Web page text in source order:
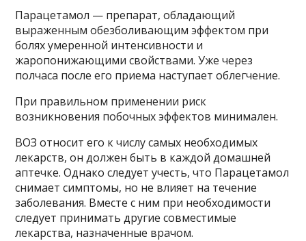
Парацетамол — препарат, обладающий
выраженным обезболивающим эффектом при
болях умеренной интенсивности и
жаропонижающими свойствами. Уже через
полчаса после его приема наступает облегчение.
При правильном применении риск
возникновения побочных эффектов минимален.
ВОЗ относит его к числу самых необходимых
лекарств, он должен быть в каждой домашней
аптечке. Однако следует учесть, что Парацетамол
снимает симптомы, но не влияет на течение
заболевания. Вместе с ним при необходимости
следует принимать другие совместимые
лекарства, назначенные врачом.